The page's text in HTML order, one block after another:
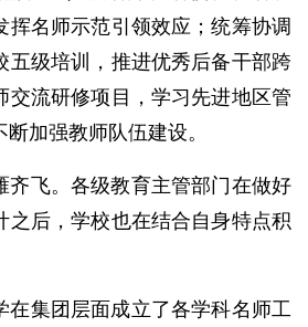
挥名师示范引领效应；统筹协调
五级培训，推进优秀后备干部跨
交流研修项目，学习先进地区管
加强教师队伍建设。
齐飞。各级教育主管部门在做好
之后，学校也在结合自身特点积
在集团层面成立了各学科名师工